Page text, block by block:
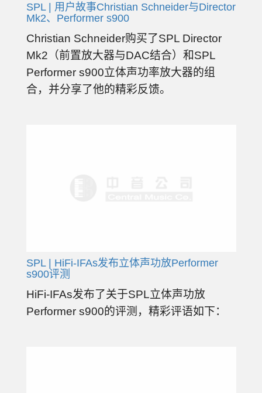
SPL | 用户故事Christian Schneider与Director
Mk2、Performer s900
Christian Schneider购买了SPL Director
Mk2（前置放大器与DAC结合）和SPL
Performer s900立体声功率放大器的组
合，并分享了他的精彩反馈。
SPL | HiFi-IFAs发布立体声功放Performer
s900评测
HiFi-IFAs发布了关于SPL立体声功放
Performer s900​的评测，精彩评语如下：